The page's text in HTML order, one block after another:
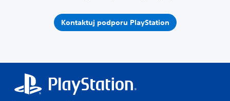
Kontaktuj podporu PlayStation